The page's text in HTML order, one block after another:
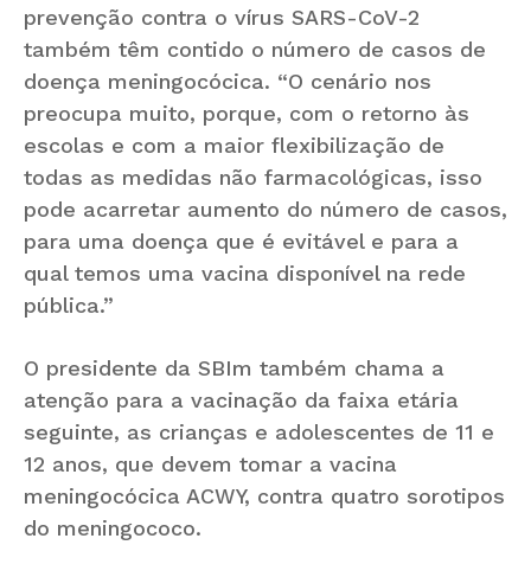
prevenção contra o vírus SARS-CoV-2
também têm contido o número de casos de
doença meningocócica. “O cenário nos
preocupa muito, porque, com o retorno às
escolas e com a maior flexibilização de
todas as medidas não farmacológicas, isso
pode acarretar aumento do número de casos,
para uma doença que é evitável e para a
qual temos uma vacina disponível na rede
pública.”
O presidente da SBIm também chama a
atenção para a vacinação da faixa etária
seguinte, as crianças e adolescentes de 11 e
12 anos, que devem tomar a vacina
meningocócica ACWY, contra quatro sorotipos
do meningococo.